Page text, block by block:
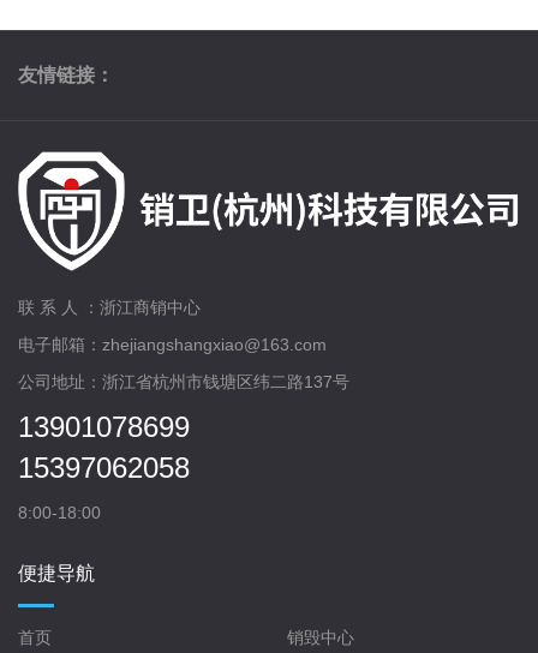
友情链接：
联 系 人 ：浙江商销中心
电子邮箱：zhejiangshangxiao@163.com
公司地址：浙江省杭州市钱塘区纬二路137号
13901078699
15397062058
8:00-18:00
便捷导航
首页
销毁中心